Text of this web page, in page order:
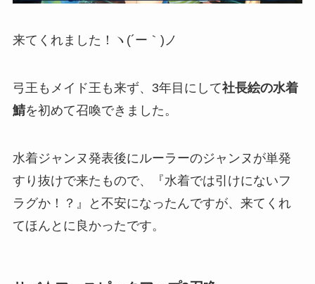
来てくれました！ヽ(´ー｀)ノ
弓王もメイド王も来ず、3年目にして社長絵の水着
鯖を初めて召喚できました。
水着ジャンヌ発表後にルーラーのジャンヌが単発
すり抜けで来たもので、『水着では引けにないフ
ラグか！？』と不安になったんですが、来てくれ
てほんとに良かったです。